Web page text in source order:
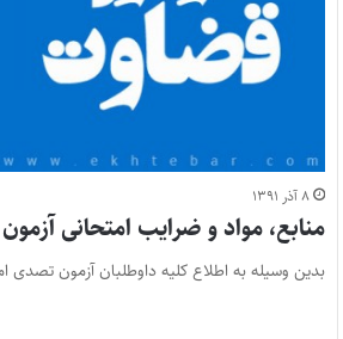
۸ آذر ۱۳۹۱
منابع، مواد و ضرایب امتحانی آزمون
بدین وسیله به اطلاع کلیه داوطلبان آزمون تصدی امر قضا سال ۹۱ میرساند ،منابع ،مواد